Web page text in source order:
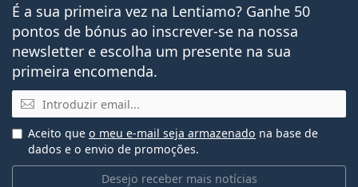
É a sua primeira vez na Lentiamo? Ganhe 50
pontos de bónus ao inscrever-se na nossa
newsletter e escolha um presente na sua
primeira encomenda.
Email
Desejo receber mais notícias
Aceito que o meu e-mail seja armazenado na base de
dados e o envio de promoções.